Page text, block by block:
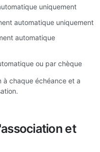
uniquement
automatique uniquement
automatique
ou par chèque
à chaque échéance et a
et